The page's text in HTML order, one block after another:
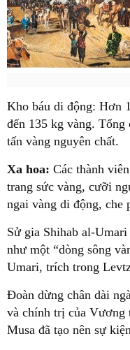
Kho báu di động: Hơn
đến 135 kg vàng. Tổng
tấn vàng nguyên chất.
Xa hoa: Các thành
trang sức vàng, cưỡi
ngai vàng di động, che
Sử gia Shihab al-
như một “dòng sông
Umari, trích trong
Đoàn dừng chân dài
và chính trị của Vương
Musa đã tạo nên sự